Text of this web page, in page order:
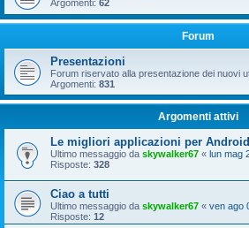
Argomenti: 62
Forum
Presentazioni
Forum riservato alla presentazione dei nuovi
Argomenti: 831
Argomenti attivi
Le migliori applicazioni per Android
Ultimo messaggio da skywalker67 « lun mag
Risposte: 328
Ciao a tutti
Ultimo messaggio da skywalker67 « ven ago
Risposte: 12